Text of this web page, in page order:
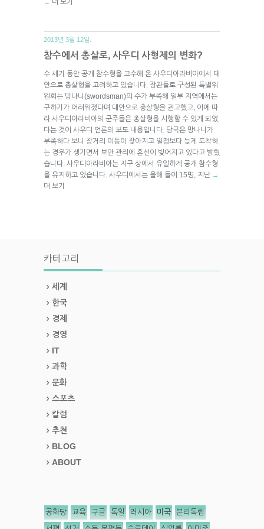
→
2013년 3월 12일.
참수에서 총살로, 사우디 사형제의 변화?
수 세기 동안 공개 참수형을 고수해 온 사우디아라비아에서 대
안으로 총살형을 고려하고 있습니다. 장관들로 구성된 특별위
원회는 망나니(swordsman)의 수가 부족해 일부 지역에서는
구하기가 어려워졌다며 대안으로 총살형을 권고했고, 이에 따
라 사우디아라비아의 군주들은 총살형을 시행할 수 있게 되었
다는 것이 사우디 언론의 보도 내용입니다. 당국은 망나니가
부족하다 보니 장거리 이동이 잦아지고 일정보다 늦게 도착하
는 경우가 생기면서 보안 관리에 혼선이 빚어지고 있다고 밝혔
습니다. 사우디아라비아는 지구 상에서 유일하게 공개 참수형
을 유지하고 있습니다. 사우디에서는 올해 들어 15명, 지난 →
더 보기
카테고리
세계
한국
경제
경영
IT
과학
문화
스포츠
칼럼
추천
BLOG
ABOUT
공화당 교육 구글 독일 러시아 미국 분리독립